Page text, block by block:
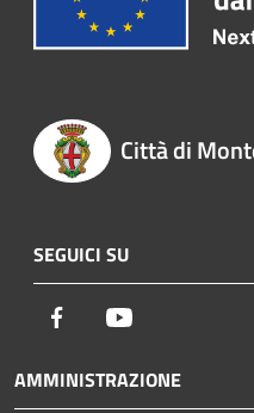
Città di
SEGUICI SU
Facebook
AMMINISTRAZIONE